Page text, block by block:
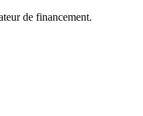
de financement.